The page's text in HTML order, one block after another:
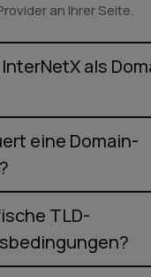
an Ihrer Seite.
als
eine Domain-
TLD-